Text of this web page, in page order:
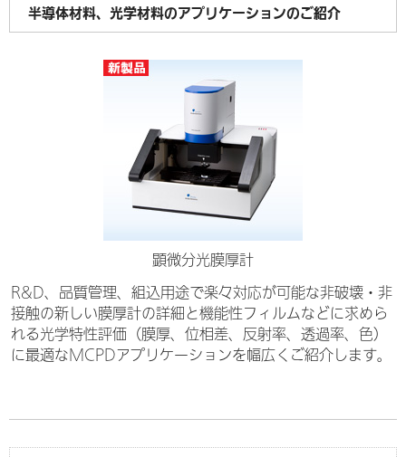
半導体材料、光学材料のアプリケーションのご紹介
顕微分光膜厚計
R&D、品質管理、組込用途で楽々対応が可能な非破壊・非
接触の新しい膜厚計の詳細と機能性フィルムなどに求めら
れる光学特性評価（膜厚、位相差、反射率、透過率、色）
に最適なMCPDアプリケーションを幅広くご紹介します。